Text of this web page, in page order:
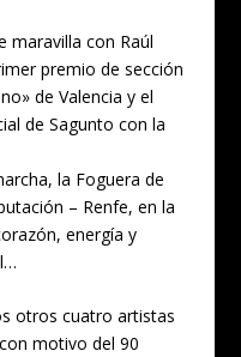
maravilla con Raúl
premio de sección
de Valencia y el
de Sagunto con la
la Foguera de
– Renfe, en la
energía y
otros cuatro artistas
motivo del 90